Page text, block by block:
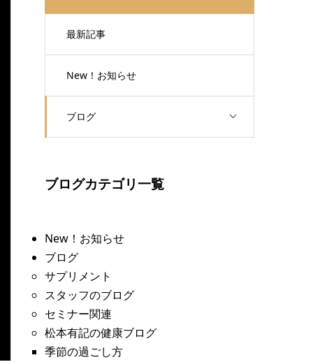
最新記事
New！お知らせ
ブログ
ブログカテゴリ一覧
New！お知らせ
ブログ
サプリメント
スタッフのブログ
セミナー関連
松本有記の健康ブログ
季節の過ごし方